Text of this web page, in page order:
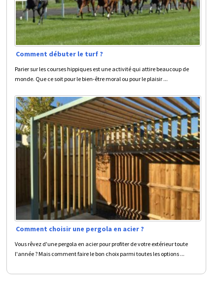
Comment débuter le turf ?
Parier sur les courses hippiques est une activité qui attire beaucoup de
monde. Que ce soit pour le bien-être moral ou pour le plaisir ...
Comment choisir une pergola en acier ?
Vous rêvez d'une pergola en acier pour profiter de votre extérieur toute
l'année ? Mais comment faire le bon choix parmi toutes les options ...